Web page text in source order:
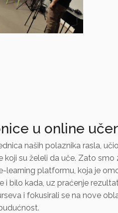
u online
naših polaznika rasla,
koji su želeli da uče. Zato smo
learning platformu, koja je
i bilo kada, uz praćenje
i fokusirali se na nove